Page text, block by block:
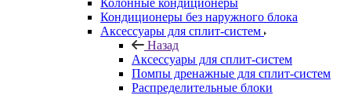
Колонные кондиционеры
Кондиционеры без наружного блока
Аксессуары для сплит-систем
Назад
Аксессуары для сплит-систем
Помпы дренажные для сплит-систем
Распределительные блоки